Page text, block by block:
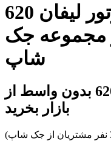
قفل درب موتور لیفان 620
مجموعه جک
شاپ
قفل درب موتور لیفان 620 بدون واسط از
بازار بخرید